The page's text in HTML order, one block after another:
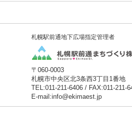
札幌駅前通地下広場指定管理者
〒060-0003
札幌市中央区北3条西3丁目1番地
TEL:011-211-6406 / FAX:011-211-
E-mail:info@ekimaest.jp